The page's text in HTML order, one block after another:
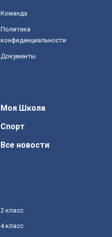
Команда
Политика
конфиденциальности
Документы
Моя Школа
Спорт
Все новости
2 класс
4 класс